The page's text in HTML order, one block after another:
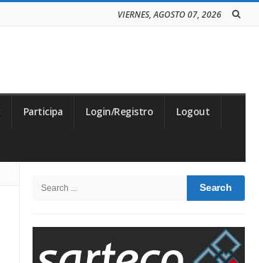
VIERNES, AGOSTO 07, 2026
Participa Login/Registro Logout
Sidebar
Search